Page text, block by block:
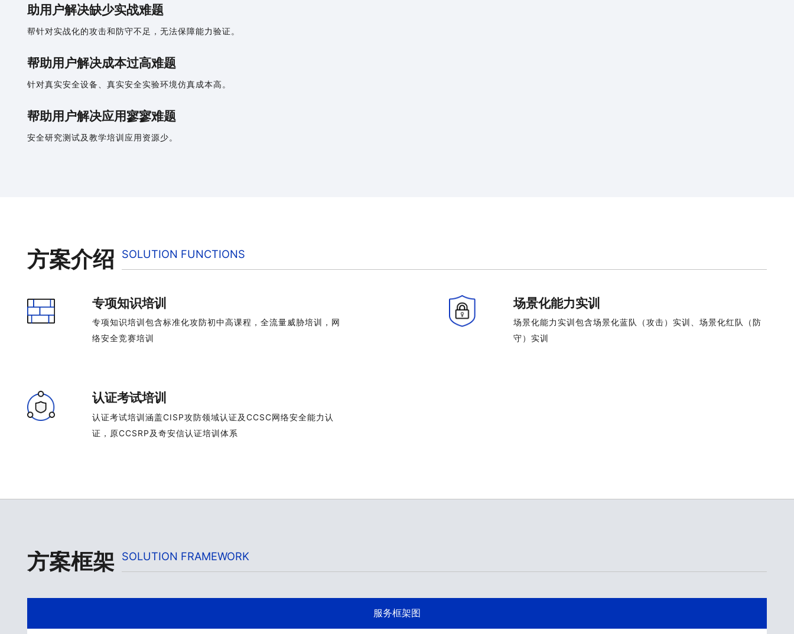
助用户解决缺少实战难题
帮针对实战化的攻击和防守不足，无法保障能力验证。
帮助用户解决成本过高难题
针对真实安全设备、真实安全实验环境仿真成本高。
帮助用户解决应用寥寥难题
安全研究测试及教学培训应用资源少。
方案介绍 SOLUTION FUNCTIONS
专项知识培训
专项知识培训包含标准化攻防初中高课程，全流量威胁培训，网
络安全竞赛培训
场景化能力实训
场景化能力实训包含场景化蓝队（攻击）实训、场景化红队（防
守）实训
认证考试培训
认证考试培训涵盖CISP攻防领域认证及CCSC网络安全能力认
证，原CCSRP及奇安信认证培训体系
方案框架 SOLUTION FRAMEWORK
服务框架图